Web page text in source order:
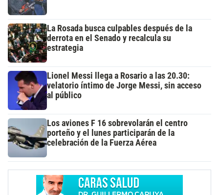
La Rosada busca culpables después de la
derrota en el Senado y recalcula su
estrategia
Lionel Messi llega a Rosario a las 20.30:
velatorio íntimo de Jorge Messi, sin acceso
al público
Los aviones F 16 sobrevolarán el centro
porteño y el lunes participarán de la
celebración de la Fuerza Aérea